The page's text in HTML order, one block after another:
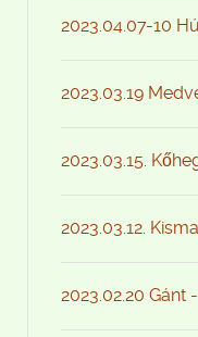
2023.04.07-10
2023.03.19
2023.03.15.
2023.03.12.
2023.02.20 Gánt